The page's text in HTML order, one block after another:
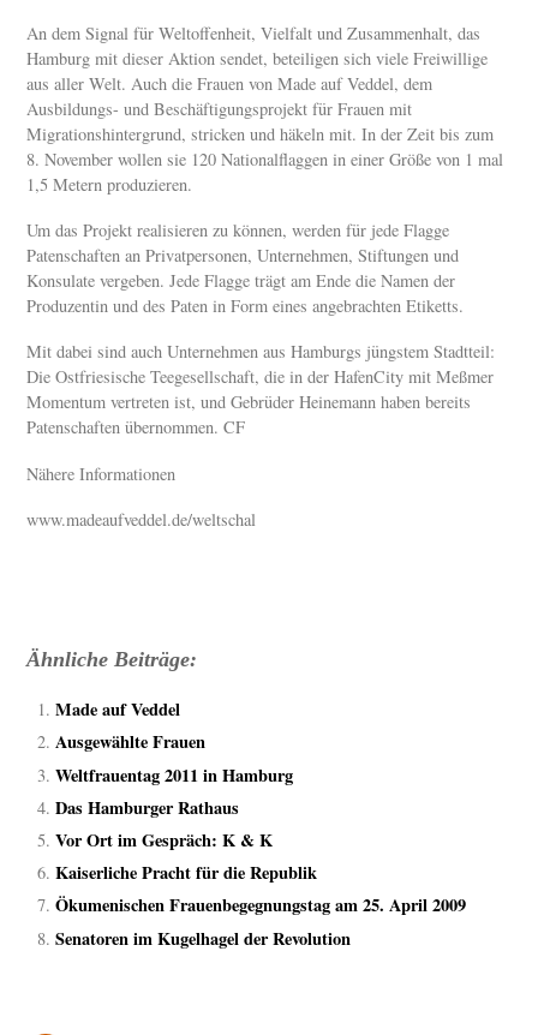
An dem Signal für Weltoffenheit, Vielfalt und Zusammenhalt, das
Hamburg mit dieser Aktion sendet, beteiligen sich viele Freiwillige
aus aller Welt. Auch die Frauen von Made auf Veddel, dem
Ausbildungs- und Beschäftigungsprojekt für Frauen mit
Migrationshintergrund, stricken und häkeln mit. In der Zeit bis zum
8. November wollen sie 120 Nationalflaggen in einer Größe von 1 mal
1,5 Metern produzieren.
Um das Projekt realisieren zu können, werden für jede Flagge
Patenschaften an Privatpersonen, Unternehmen, Stiftungen und
Konsulate vergeben. Jede Flagge trägt am Ende die Namen der
Produzentin und des Paten in Form eines angebrachten Etiketts.
Mit dabei sind auch Unternehmen aus Hamburgs jüngstem Stadtteil:
Die Ostfriesische Teegesellschaft, die in der HafenCity mit Meßmer
Momentum vertreten ist, und Gebrüder Heinemann haben bereits
Patenschaften übernommen. CF
Nähere Informationen
www.madeaufveddel.de/weltschal
Ähnliche Beiträge:
Made auf Veddel
Ausgewählte Frauen
Weltfrauentag 2011 in Hamburg
Das Hamburger Rathaus
Vor Ort im Gespräch: K & K
Kaiserliche Pracht für die Republik
Ökumenischen Frauenbegegnungstag am 25. April 2009
Senatoren im Kugelhagel der Revolution